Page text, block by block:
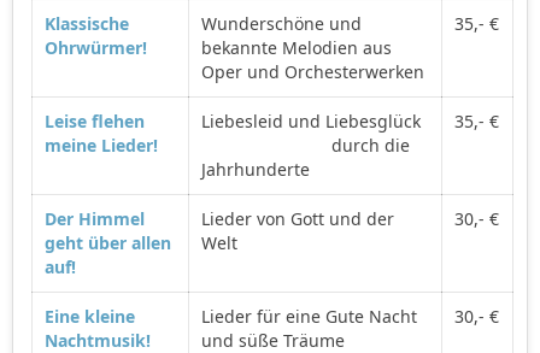
Klassische
Ohrwürmer!
Wunderschöne und
bekannte Melodien aus
Oper und Orchesterwerken
35,- €
Leise flehen
meine Lieder!
Liebesleid und Liebesglück
durch die
Jahrhunderte
35,- €
Der Himmel
geht über allen
auf!
Lieder von Gott und der
Welt
30,- €
Eine kleine
Nachtmusik!
Lieder für eine Gute Nacht
und süße Träume
30,- €